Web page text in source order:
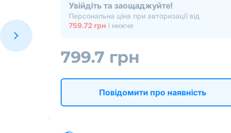
Увійдіть та заощаджуйте!
Персональна ціна при авторизації від
759.72 грн і нижче
799.7 грн
Повідомити про наявність